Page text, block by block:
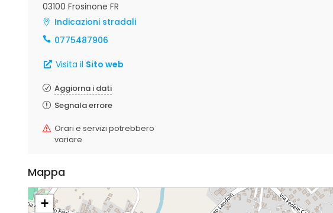
03100 Frosinone FR
Indicazioni stradali
0775487906
Visita il Sito web
Aggiorna i dati
Segnala errore
Orari e servizi potrebbero
variare
Mappa
+